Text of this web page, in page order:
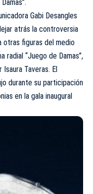
Gabi Desangles
atrás la controversia
otras figuras del medio
radial “Juego de Damas”,
Taveras. El
durante su participación
en la gala inaugural